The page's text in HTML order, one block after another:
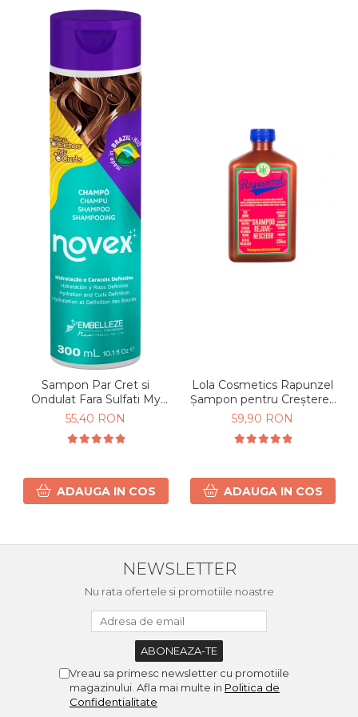
Sampon Par Cret si
Ondulat Fara Sulfati My
Curls 300ml
55,40 RON
ADAUGA IN COS
Lola Cosmetics Rapunzel
Șampon pentru Creșterea
Părului 250 ml
59,90 RON
ADAUGA IN COS
NEWSLETTER
Nu rata ofertele si promotiile noastre
Vreau sa primesc newsletter cu promotiile
magazinului. Afla mai multe in Politica de
Confidentialitate